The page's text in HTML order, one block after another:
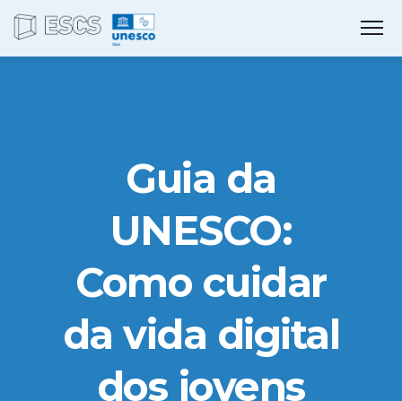
Guia da
UNESCO:
Como cuidar
da vida digital
dos jovens